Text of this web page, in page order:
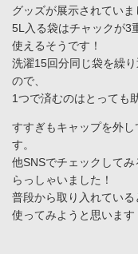
グッズが展示されていま
5L入る袋はチャックが3
使えるそうです！
洗濯15回分同じ袋を繰
ので、
1つで済むのはとっても
すすぎもキャップを外
す。
他SNSでチェックして
らっしゃいました！
普段から取り入れてい
使ってみようと思います